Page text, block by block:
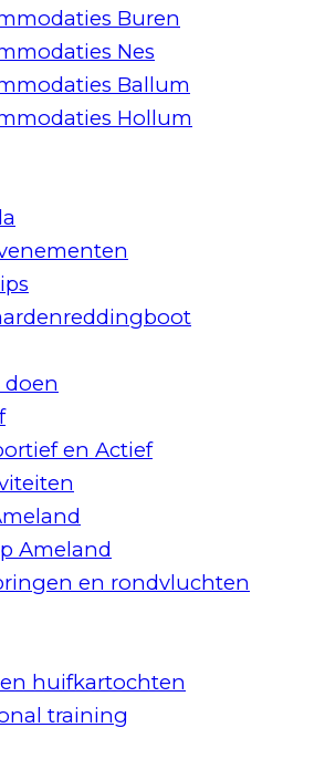
Buren
Nes
Ballum
Hollum
doen
en Actief
Ameland
en rondvluchten
huifkartochten
training